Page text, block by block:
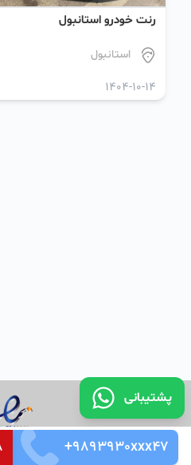
پشتیبانی
+9893930xxx47
رنت خودرو استانبول
استانبول
1404-10-14